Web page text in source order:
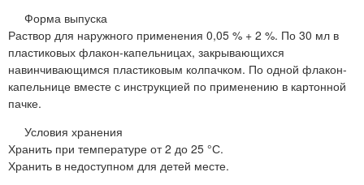
Форма выпуска
Раствор для наружного применения 0,05 % + 2 %. По 30 мл в
пластиковых флакон-капельницах, закрывающихся
навинчивающимся пластиковым колпачком. По одной флакон-
капельнице вместе с инструкцией по применению в картонной
пачке.
Условия хранения
Хранить при температуре от 2 до 25 °С.
Хранить в недоступном для детей месте.